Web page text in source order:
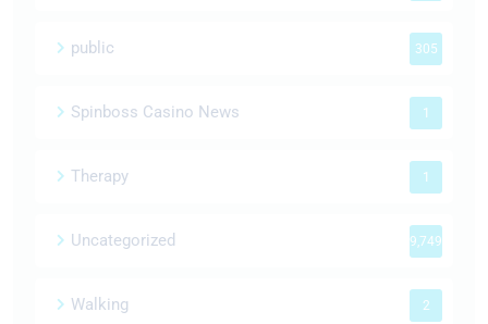
public 305
Spinboss Casino News 1
Therapy 1
Uncategorized 9,749
Walking 2